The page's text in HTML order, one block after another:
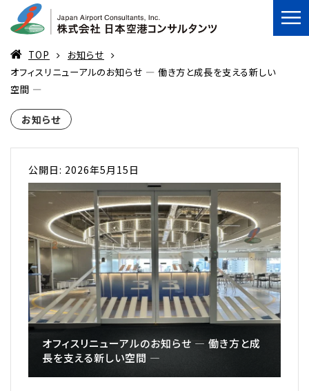
TOP
お知らせ
オフィスリニューアルのお知らせ ― 働き方と成長を支える新しい
空間 ―
お知らせ
公開日: 2026年5月15日
オフィスリニューアルのお知らせ ― 働き方と成
長を支える新しい空間 ―